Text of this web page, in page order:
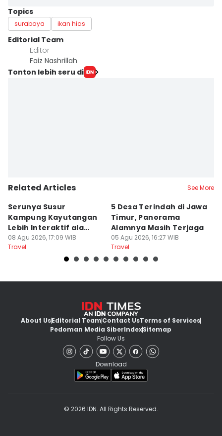
Topics
surabaya ikan hias
Editorial Team
Editor
Faiz Nashrillah
Tonton lebih seru di
Related Articles See More
Serunya Susur
Kampung Kayutangan
Lebih Interaktif ala
Kelana Race
08 Agu 2026, 17:09 WIB
Travel
5 Desa Terindah di Jawa
Timur, Panorama
Alamnya Masih Terjaga
05 Agu 2026, 16:27 WIB
Travel
About UsEditorial TeamContact UsTerms of Services
Pedoman Media SiberIndexSitemap
Follow Us
Download
© 2026 IDN. All Rights Reserved.